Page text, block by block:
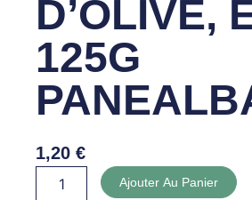
D’OLIVE,
125G
1,20€
Ajouter Au Panier